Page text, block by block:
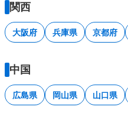
関西
大阪府 兵庫県 京都府
中国
広島県 岡山県 山口県